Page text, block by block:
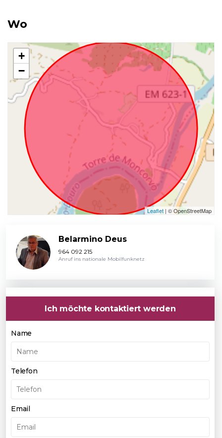
Wo
+
−
Leaflet | © OpenStreetMap
Belarmino Deus
964 092 215
Anruf ins nationale Mobilfunknetz
Ich möchte kontaktiert werden
Name
Telefon
Email